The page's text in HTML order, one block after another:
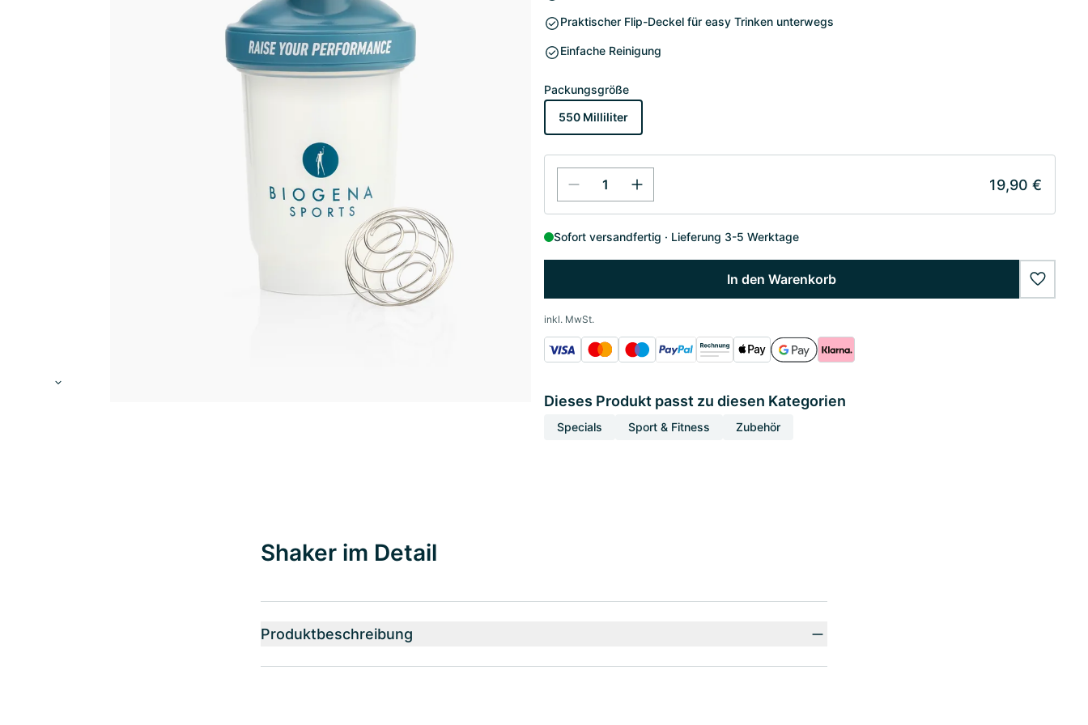
Praktischer Flip-Deckel für easy Trinken unterwegs
Einfache Reinigung
Packungsgröße
550 Milliliter
19,90 €
Sofort versandfertig Lieferung 3-5 Werktage
In den Warenkorb
inkl. MwSt.
Dieses Produkt passt zu diesen Kategorien
Specials Sport & Fitness Zubehör
Shaker im Detail
Produktbeschreibung